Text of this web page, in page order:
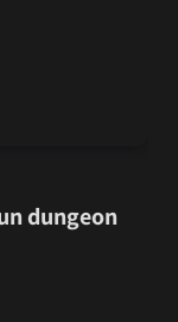
dungeon